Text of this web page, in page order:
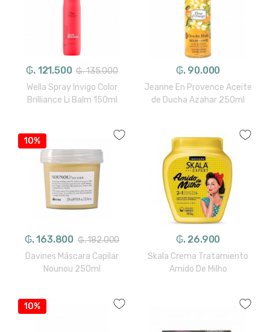
₲. 121.500 ₲. 135.000
Wella Spray Invigo Color
Brilliance Li Balm 150ml
₲. 90.000
Jeanne En Provence Aceite
de Ducha Azahar 250ml
10%
₲. 163.800 ₲. 182.000
Davines Máscara Capilar
Nounou 250ml
₲. 26.900
Skala Crema Tratamiento
Amido De Milho
10%